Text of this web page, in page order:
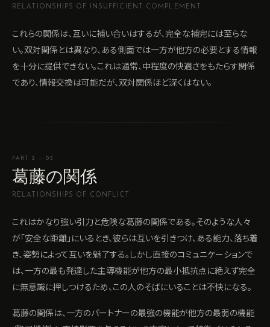
RELATIONSHIPS OF INSUFFICIENT COMPLEMENT
これらの関係は、互いに補い合いはするが、完全な補完には至らな
い。双対関係とは異なり、ある側面では一方が他方の必要とする情報
を十分に提供できない。これは通常、中程度の快適さをもたらす関係
であり、情報交換は可能だが、双対関係ほど深くはない。
PART 2 — 05
葛藤の関係
RELATIONSHIPS OF CONFLICT
これはかなり強い引力と危険な葛藤の関係である。そのような人々
が「安全な距離」にいるとき、彼らは互いを引きつけ、ある能力、落ち着
き、姿勢によって互いを魅了する。しかし直接のコミュニケーションで
は、一方の最も発達した主導機能が他方の最小抵抗点に絶えず完全
に無意識に押しつけるため、この人のそばにいることは不快になる。
葛藤の関係は、一方のパートナーの最強の機能が他方の最弱の機能